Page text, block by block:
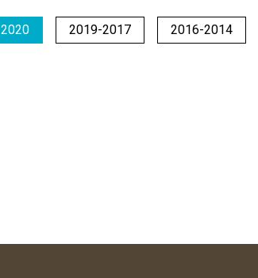
2020 2019-2017 2016-2014